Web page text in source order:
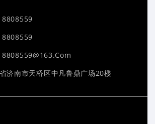
济南市天桥区中凡鲁鼎广场20楼